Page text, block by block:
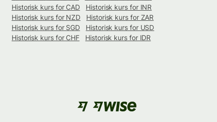
Historisk kurs for CAD
Historisk kurs for INR
Historisk kurs for NZD
Historisk kurs for ZAR
Historisk kurs for SGD
Historisk kurs for USD
Historisk kurs for CHF
Historisk kurs for IDR